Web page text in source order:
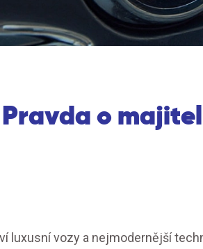
o
luxusní vozy a nejmodernější